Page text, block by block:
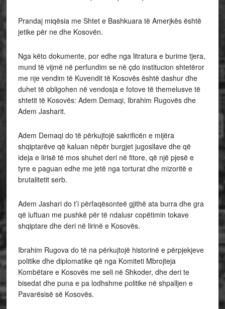
Prandaj miqësia me Shtet e Bashkuara të Amerjkës është
jetike për ne dhe Kosovën.
Nga këto dokumente, por edhe nga litratura e burime tjera,
mund të vijmë në perfundim se në çdo institucion shtetëror
me nje vendim të Kuvendit të Kosovës është dashur dhe
duhet të obligohen në vendosja e fotove të themelusve të
shtetit të Kosovës: Adem Demaqi, Ibrahim Rugovës dhe
Adem Jasharit.
Adem Demaqi do të përkujtojë sakrificën e mijëra
shqiptarëve që kaluan nëpër burgjet jugosllave dhe që
ideja e lirisë të mos shuhet deri në fitore, që një pjesë e
tyre e paguan edhe me jetë nga torturat dhe mizoritë e
brutalitetit serb.
Adem Jashari do t’i përfaqësonteë gjithë ata burra dhe gra
që luftuan me pushkë për të ndalusr copëtimin tokave
shqiptare dhe deri në lirinë e Kosovës.
Ibrahim Rugova do të na përkujtojë historinë e përpjekjeve
politike dhe diplomatike që nga Komiteti Mbrojteja
Kombëtare e Kosovës me seli në Shkoder, dhe deri te
bisedat dhe puna e pa lodhshme politike në shpalljen e
Pavarësisë së Kosovës.